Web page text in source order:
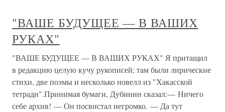
"ВАШЕ БУДУЩЕЕ — В ВАШИХ
РУКАХ"
"ВАШЕ БУДУЩЕЕ — В ВАШИХ РУКАХ" Я притащил
в редакцию целую кучу рукописей; там были лирические
стихи, две поэмы и несколько новелл из "Хакасской
тетради".Принимая бумаги, Дубинин сказал:— Ничего
себе архив! — Он посвистал негромко. — Да тут